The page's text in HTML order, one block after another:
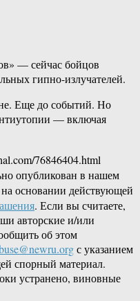
— сейчас бойцов
гипно-излучателей.
Еще до событий. Но
— включая
76846404.html
опубликован в нашем
на основании действующей
. Если вы считаете,
авторские и/или
об этом
с указанием
спорный материал.
устранено, виновные